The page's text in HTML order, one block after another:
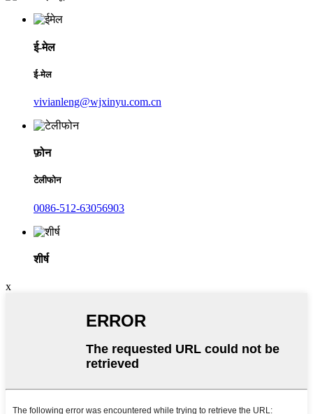
ई-मेल
ई-मेल
vivianleng@wjxinyu.com.cn
फ़ोन
टेलीफोन
0086-512-63056903
शीर्ष
x